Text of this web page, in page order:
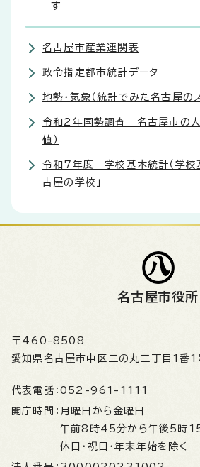
す
名古屋市産業連関表
政令指定都市統計データ
地勢・気象（統計でみた名古屋の
令和2年国勢調査 名古屋市の人
値）
令和7年度 学校基本統計（学校
古屋の学校」
名古屋市役所
〒460-8508
愛知県名古屋市中区三の丸三丁目1番1
代表電話： 052-961-1111
開庁時間： 月曜日から金曜日
午前8時45分から午後5時
休日・祝日・年末年始を除く